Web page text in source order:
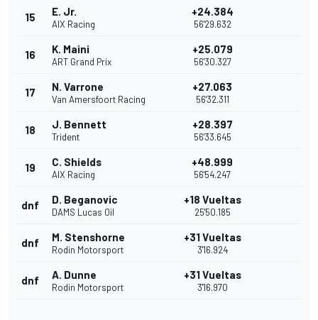
15 E. Jr.
AIX Racing
+24.384
56'29.632
16 K. Maini
ART Grand Prix
+25.079
56'30.327
17 N. Varrone
Van Amersfoort Racing
+27.063
56'32.311
18 J. Bennett
Trident
+28.397
56'33.645
19 C. Shields
AIX Racing
+48.999
56'54.247
dnf D. Beganovic
DAMS Lucas Oil
+18 Vueltas
25'50.185
dnf M. Stenshorne
Rodin Motorsport
+31 Vueltas
3'16.924
dnf A. Dunne
Rodin Motorsport
+31 Vueltas
3'16.970